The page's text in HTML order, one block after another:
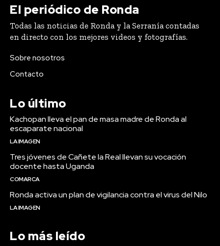
El periódico de Ronda
Todas las noticias de Ronda y la Serranía contadas
en directo con los mejores videos y fotografías.
Sobre nosotros
Contacto
Lo último
Kachopan lleva el pan de masa madre de Ronda al
escaparate nacional
LA IMAGEN
Tres jóvenes de Cañete la Real llevan su vocación
docente hasta Uganda
COMARCA
Ronda activa un plan de vigilancia contra el virus del Nilo
LA IMAGEN
Lo más leído